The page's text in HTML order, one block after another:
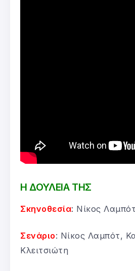
Η ΔΟΥΛΕΙΑ ΤΗΣ
Σκηνοθεσία: Νίκος Λαμπότ
Σενάριο: Νίκος Λαμπότ,
Κλειτσιώτη